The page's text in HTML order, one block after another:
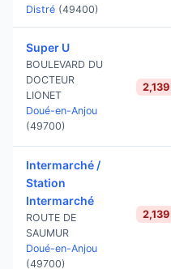
Distré (49400)
Super U
BOULEVARD DU
DOCTEUR
LIONET
Doué-en-Anjou
(49700)
Intermarché /
Station
Intermarché
ROUTE DE
SAUMUR
Doué-en-Anjou
(49700)